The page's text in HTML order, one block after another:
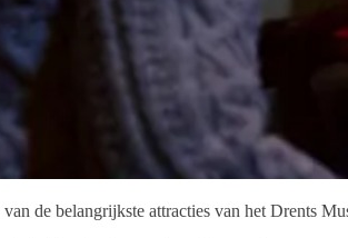
de belangrijkste attracties van het Drents